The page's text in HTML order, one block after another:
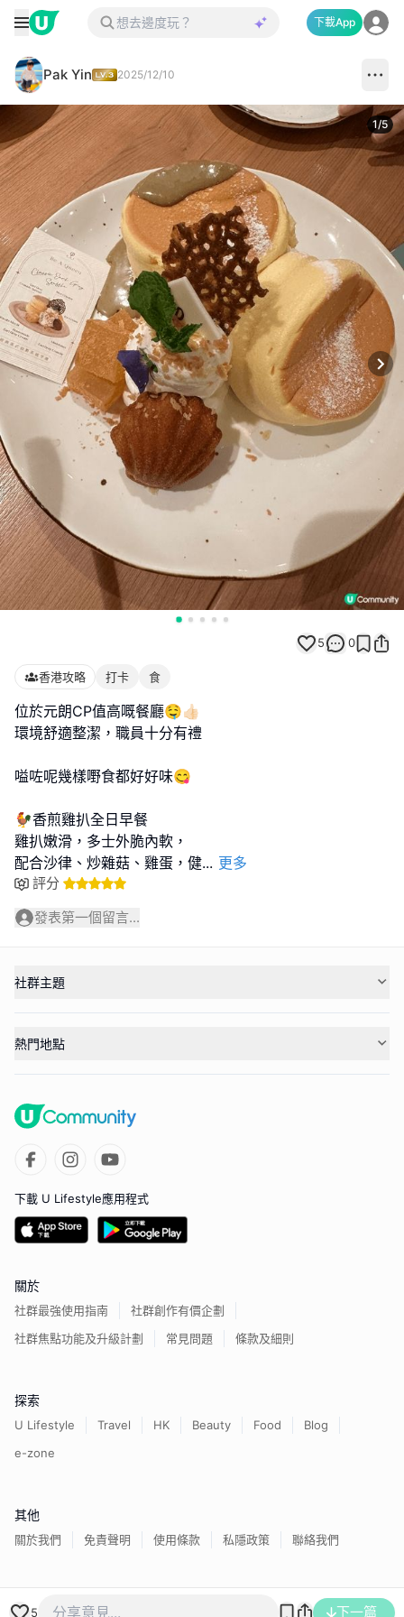
下載App
Pak Yin 2025/12/10
1/5
5 0
香港攻略 打卡 食
位於元朗CP值高嘅餐廳🤤👍🏻
環境舒適整潔，職員十分有禮
嗌咗呢幾樣嘢食都好好味😋
🐓香煎雞扒全日早餐
雞扒嫩滑，多士外脆內軟，
配合沙律、炒雜菇、雞蛋，健... 更多
評分
發表第一個留言...
5 下一篇
社群主題
熱門地點
下載 U Lifestyle應用程式
關於
社群最強使用指南
社群創作有價企劃
社群焦點功能及升級計劃
常見問題 條款及細則
探索
U Lifestyle Travel HK Beauty Food
Blog
e-zone
其他
關於我們 免責聲明 使用條款 私隱政策 聯絡我們
香港經濟日報版權所有©